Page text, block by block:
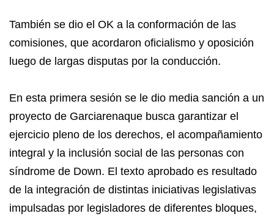
También se dio el OK a la conformación de las
comisiones, que acordaron oficialismo y oposición
luego de largas disputas por la conducción.
En esta primera sesión se le dio media sanción a un
proyecto de Garciarenaque busca garantizar el
ejercicio pleno de los derechos, el acompañamiento
integral y la inclusión social de las personas con
síndrome de Down. El texto aprobado es resultado
de la integración de distintas iniciativas legislativas
impulsadas por legisladores de diferentes bloques,